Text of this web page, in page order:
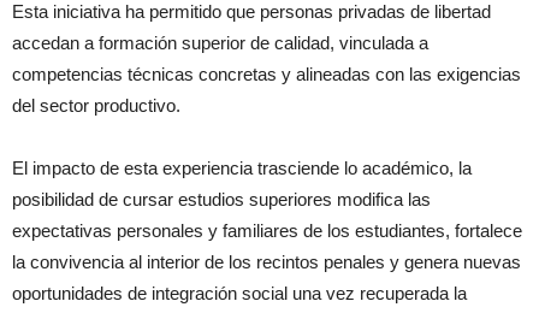
Esta iniciativa ha permitido que personas privadas de libertad
accedan a formación superior de calidad, vinculada a
competencias técnicas concretas y alineadas con las exigencias
del sector productivo.
El impacto de esta experiencia trasciende lo académico, la
posibilidad de cursar estudios superiores modifica las
expectativas personales y familiares de los estudiantes, fortalece
la convivencia al interior de los recintos penales y genera nuevas
oportunidades de integración social una vez recuperada la